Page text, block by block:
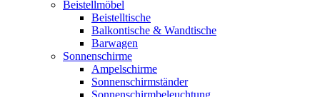
Beistellmöbel
Beistelltische
Balkontische & Wandtische
Barwagen
Sonnenschirme
Ampelschirme
Sonnenschirmständer
Sonnenschirmbeleuchtung